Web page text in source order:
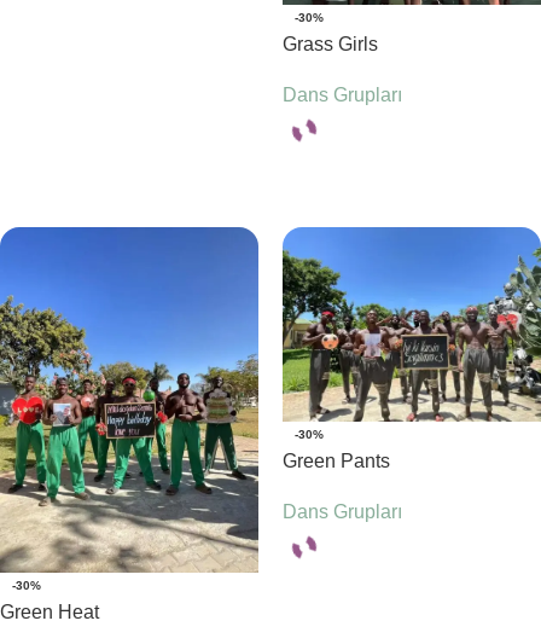
-30%
Grass Girls
Dans Grupları
-30%
Green Heat
-30%
Green Pants
Dans Grupları